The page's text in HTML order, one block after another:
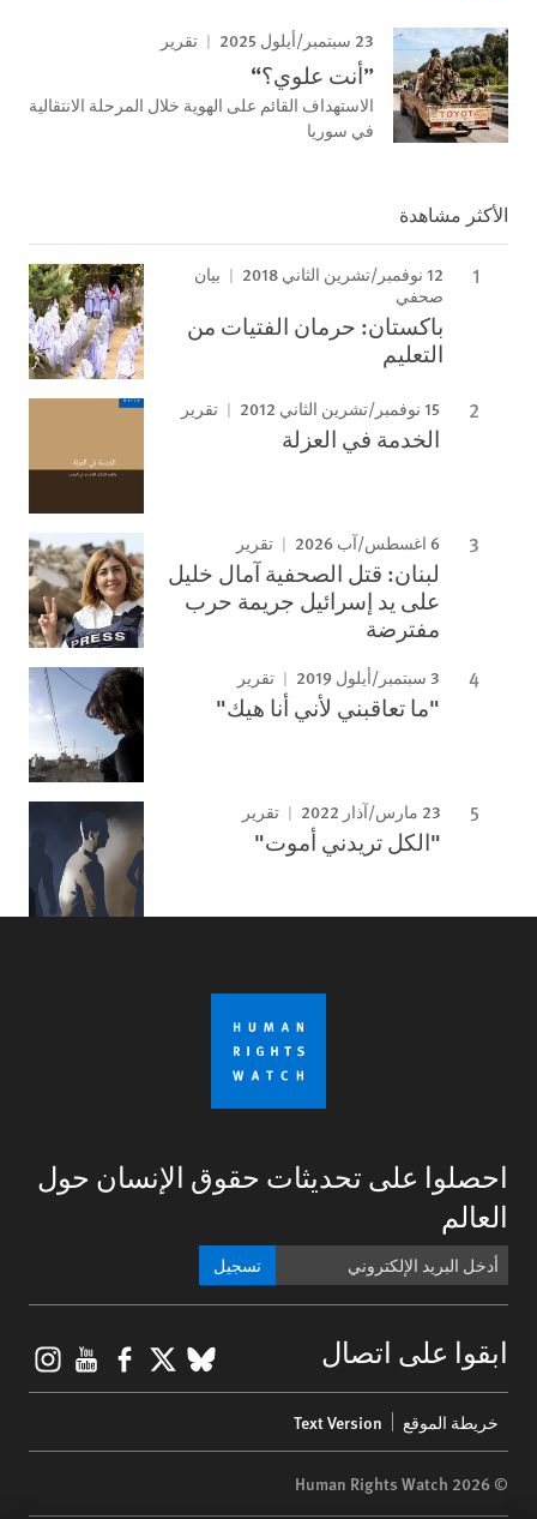
23 سبتمبر/أيلول 2025 تقرير
”أنت علوي؟“
الاستهداف القائم على الهوية خلال المرحلة الانتقالية
في سوريا
الأكثر مشاهدة
12 نوفمبر/تشرين الثاني 2018
بيان
صحفي
باكستان: حرمان الفتيات من
التعليم
15 نوفمبر/تشرين الثاني 2012 تقرير
الخدمة في العزلة
6 اغسطس/آب 2026 تقرير
لبنان: قتل الصحفية آمال خليل
على يد إسرائيل جريمة حرب
مفترضة
3 سبتمبر/أيلول 2019 تقرير
"ما تعاقبني لأني أنا هيك"
23 مارس/آذار 2022 تقرير
"الكل تريدني أموت"
احصلوا على تحديثات حقوق الإنسان حول
العالم
تسجيل
ابقوا على اتصال BlueSky
X
menu
خريطة الموقع Text Version
© 2026 Human Rights Watch